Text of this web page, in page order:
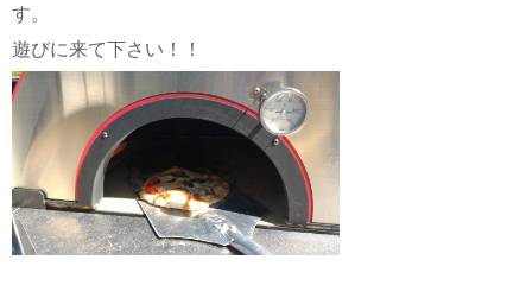
す。
遊びに来て下さい！！